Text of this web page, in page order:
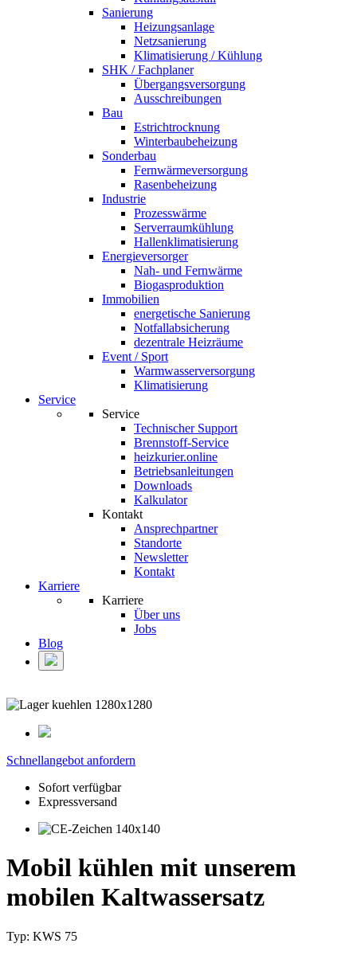
Sanierung
Heizungsanlage
Netzsanierung
Klimatisierung / Kühlung
SHK / Fachplaner
Übergangsversorgung
Ausschreibungen
Bau
Estrichtrocknung
Winterbaubeheizung
Sonderbau
Fernwärmeversorgung
Rasenbeheizung
Industrie
Prozesswärme
Serverraumkühlung
Hallenklimatisierung
Energieversorger
Nah- und Fernwärme
Biogasproduktion
Immobilien
energetische Sanierung
Notfallabsicherung
dezentrale Heizräume
Event / Sport
Warmwasserversorgung
Klimatisierung
Service
Service
Technischer Support
Brennstoff-Service
heizkurier.online
Betriebsanleitungen
Downloads
Kalkulator
Kontakt
Ansprechpartner
Standorte
Newsletter
Kontakt
Karriere
Karriere
Über uns
Jobs
Blog
Schnellangebot anfordern
Sofort verfügbar
Expressversand
Mobil kühlen mit unserem
mobilen Kaltwassersatz
Typ: KWS 75